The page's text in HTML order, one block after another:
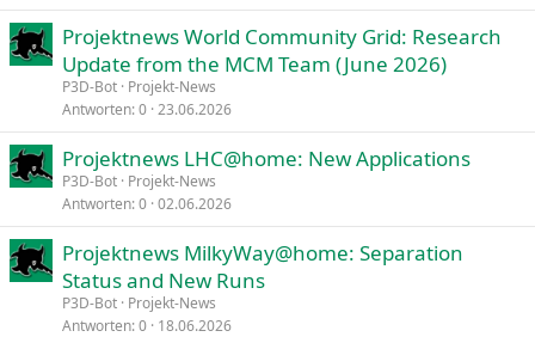
Projektnews World Community Grid: Research
Update from the MCM Team (June 2026)
P3D-Bot Projekt-News
Antworten 0 23.06.2026
Projektnews LHC@home: New Applications
P3D-Bot Projekt-News
Antworten 0 02.06.2026
Projektnews MilkyWay@home: Separation
Status and New Runs
P3D-Bot Projekt-News
Antworten 0 18.06.2026